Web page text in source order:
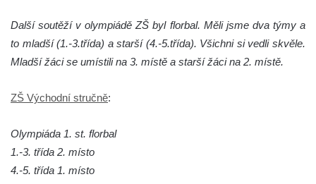
Další soutěží v olympiádě ZŠ byl florbal. Měli jsme dva týmy a
to mladší (1.-3.třída) a starší (4.-5.třída). Všichni si vedli skvěle.
Mladší žáci se umístili na 3. místě a starší žáci na 2. místě.
ZŠ Východní stručně:
Olympiáda 1. st. florbal
1.-3. třída 2. místo
4.-5. třída 1. místo